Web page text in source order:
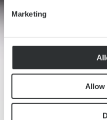
Marketing
Allow